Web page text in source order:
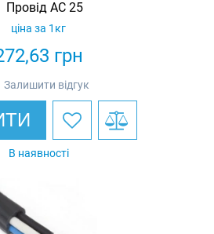
Провід АС 25
грн
ціна за 1кг
Залишити відгук
В наявності